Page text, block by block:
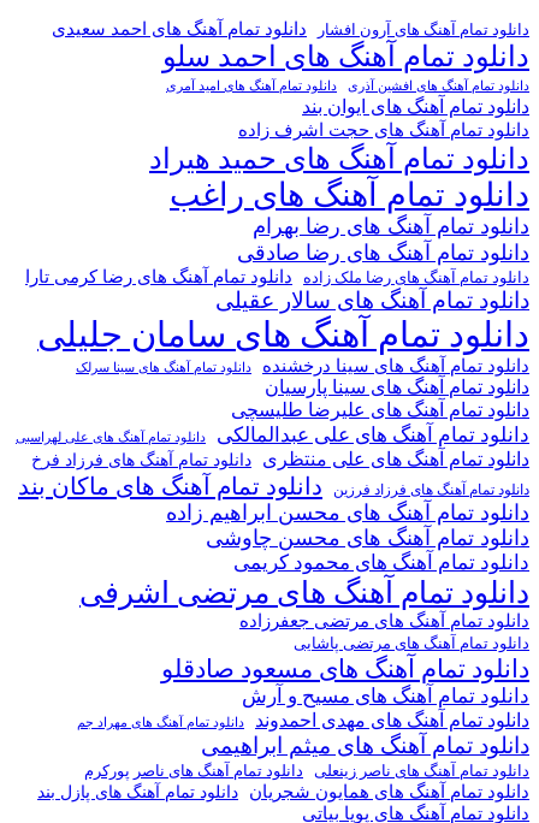
دانلود تمام آهنگ های آرون افشار دانلود تمام آهنگ های احمد سعیدی
دانلود تمام آهنگ های احمد سلو
دانلود تمام آهنگ های افشین آذری دانلود تمام آهنگ های امید آمری
دانلود تمام آهنگ های ایوان بند
دانلود تمام آهنگ های حجت اشرف زاده
دانلود تمام آهنگ های حمید هیراد
دانلود تمام آهنگ های راغب
دانلود تمام آهنگ های رضا بهرام
دانلود تمام آهنگ های رضا صادقی
دانلود تمام آهنگ های رضا ملک زاده دانلود تمام آهنگ های رضا کرمی تارا
دانلود تمام آهنگ های سالار عقیلی
دانلود تمام آهنگ های سامان جلیلی
دانلود تمام آهنگ های سینا درخشنده دانلود تمام آهنگ های سینا سرلک
دانلود تمام آهنگ های سینا پارسیان
دانلود تمام آهنگ های علیرضا طلیسچی
دانلود تمام آهنگ های علی عبدالمالکی دانلود تمام آهنگ های علی لهراسبی
دانلود تمام آهنگ های علی منتظری دانلود تمام آهنگ های فرزاد فرخ
دانلود تمام آهنگ های فرزاد فرزین دانلود تمام آهنگ های ماکان بند
دانلود تمام آهنگ های محسن ابراهیم زاده
دانلود تمام آهنگ های محسن چاوشی
دانلود تمام آهنگ های محمود کریمی
دانلود تمام آهنگ های مرتضی اشرفی
دانلود تمام آهنگ های مرتضی جعفرزاده
دانلود تمام آهنگ های مرتضی پاشایی
دانلود تمام آهنگ های مسعود صادقلو
دانلود تمام آهنگ های مسیح و آرش
دانلود تمام آهنگ های مهدی احمدوند دانلود تمام آهنگ های مهراد جم
دانلود تمام آهنگ های میثم ابراهیمی
دانلود تمام آهنگ های ناصر زینعلی دانلود تمام آهنگ های ناصر پورکرم
دانلود تمام آهنگ های همایون شجریان دانلود تمام آهنگ های پازل بند
دانلود تمام آهنگ های پویا بیاتی